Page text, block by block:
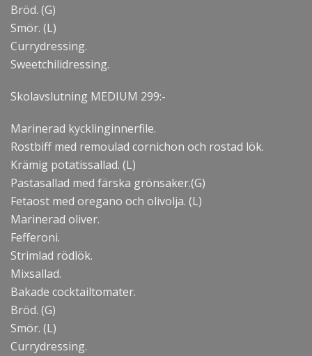
Bröd. (G)
Smör. (L)
Currydressing.
Sweetchilidressing.
Skolavslutning MEDIUM 299:-
Marinerad kycklinginnerfile.
Rostbiff med remoulad cornichon och rostad lök.
Krämig potatissallad. (L)
Pastasallad med färska grönsaker.(G)
Fetaost med oregano och olivolja. (L)
Marinerad oliver.
Fefferoni.
Strimlad rödlök.
Mixsallad.
Bakade cocktailtomater.
Bröd. (G)
Smör. (L)
Currydressing.